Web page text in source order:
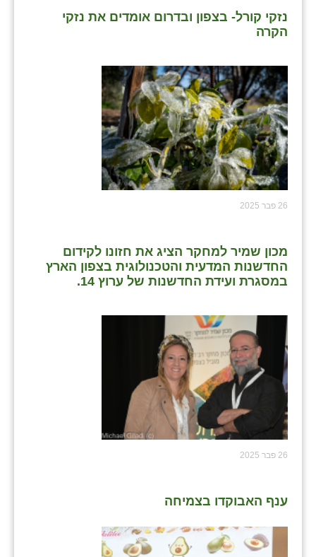
נזקי קורל- בצפון ובדרום אומדים את נזקי
הקרה
26 פבר 2025
מכון שמיר למחקר הציג את חזונו לקידום
החדשנות המדעית והטכנולוגית בצפון הארץ
במסגרת ועידת החדשנות של ערוץ 14.
26 פבר 2025
ענף האבוקדו בצמיחה